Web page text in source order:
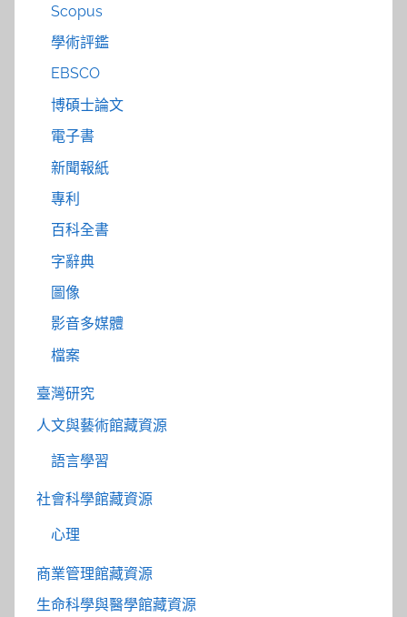
Scopus
學術評鑑
EBSCO
博碩士論文
電子書
新聞報紙
專利
百科全書
字辭典
圖像
影音多媒體
檔案
臺灣研究
人文與藝術館藏資源
語言學習
社會科學館藏資源
心理
商業管理館藏資源
生命科學與醫學館藏資源